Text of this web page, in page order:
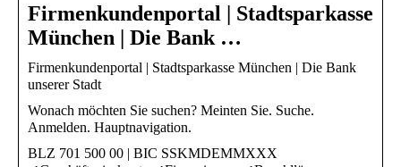
Firmenkundenportal | Stadtsparkasse
München | Die Bank …
Firmenkundenportal | Stadtsparkasse München | Die Bank
unserer Stadt
Wonach möchten Sie suchen? Meinten Sie. Suche.
Anmelden. Hauptnavigation.
BLZ 701 500 00 | BIC SSKMDEMMXXX